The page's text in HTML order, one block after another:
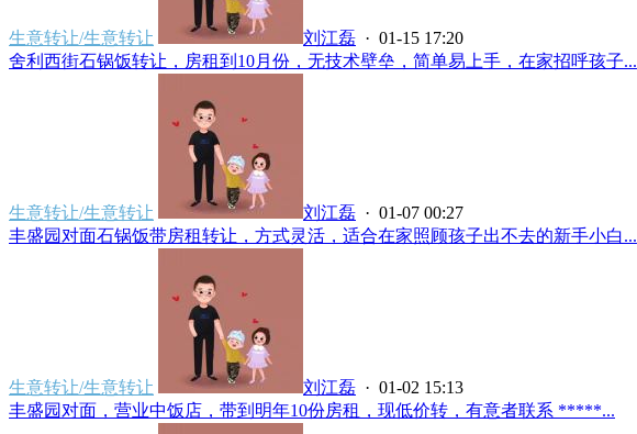
生意转让/生意转让 刘江磊 · 01-15 17:20
舍利西街石锅饭转让，房租到10月份，无技术壁垒，简单易上手，在家招呼孩子...
生意转让/生意转让 刘江磊 · 01-07 00:27
丰盛园对面石锅饭带房租转让，方式灵活，适合在家照顾孩子出不去的新手小白...
生意转让/生意转让 刘江磊 · 01-02 15:13
丰盛园对面，营业中饭店，带到明年10份房租，现低价转，有意者联系 *****...